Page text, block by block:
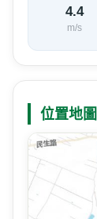
4.4
m/s
位置地圖